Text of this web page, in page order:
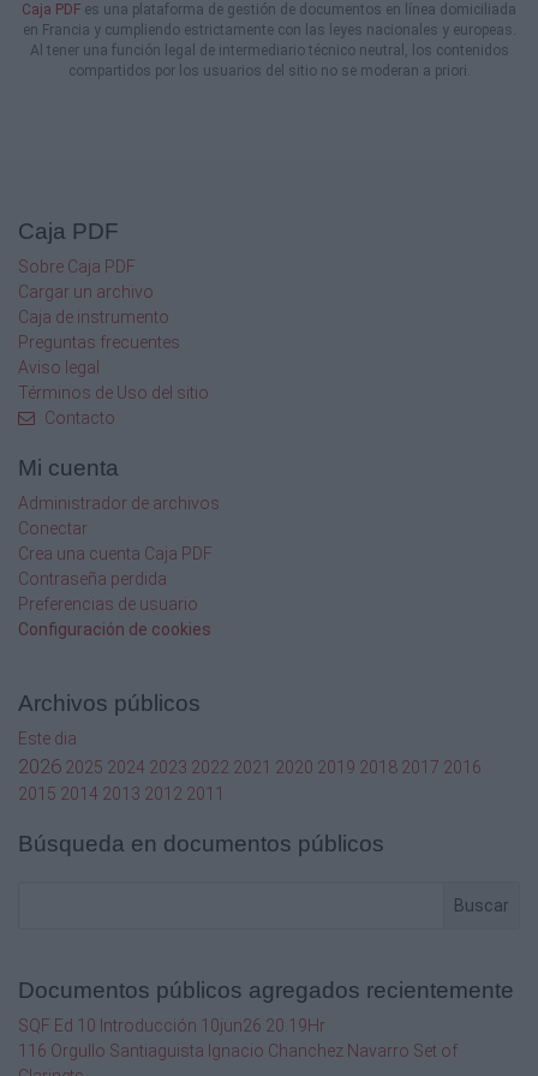
descreer, a descubrir, y a intercambiar: locura,
e imaginación, dos ideas que al día
de hoy no pudieron ser probadas por la
Caja PDF es una plataforma de gestión de documentos en línea domiciliada
en Francia y cumpliendo estrictamente con las leyes nacionales y europeas.
Al tener una función legal de intermediario técnico neutral, los contenidos
compartidos por los usuarios del sitio no se moderan a priori.
Caja PDF
Sobre Caja PDF
Cargar un archivo
Caja de instrumento
Preguntas frecuentes
Aviso legal
Términos de Uso del sitio
Contacto
Mi cuenta
Administrador de archivos
Conectar
Crea una cuenta Caja PDF
Contraseña perdida
Preferencias de usuario
Configuración de cookies
Archivos públicos
Este dia
2026 2025 2024 2023 2022 2021 2020 2019 2018 2017 2016
2015 2014 2013 2012 2011
Búsqueda en documentos públicos
Buscar
Documentos públicos agregados recientemente
SQF Ed 10 Introducción 10jun26 20.19Hr
116 Orgullo Santiaguista Ignacio Chanchez Navarro Set of